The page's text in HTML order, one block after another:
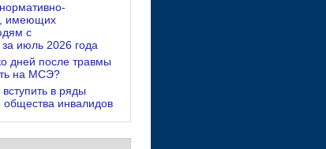
имеющих
с
июль 2026 года
дней после травмы
на МСЭ?
в ряды
общества инвалидов